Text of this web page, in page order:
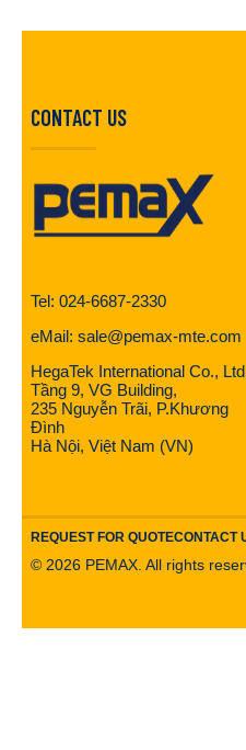
CONTACT US
Tel: 024-6687-2330
eMail: sale@pemax-mte.com
HegaTek International Co.,
Tầng 9, VG Building,
235 Nguyễn Trãi, P.Khương
Đình
Hà Nội, Việt Nam (VN)
REQUEST FOR QUOTECONTACT
© 2026 PEMAX. All rights